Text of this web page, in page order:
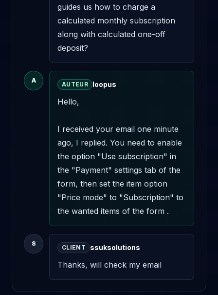
guides us how to charge a
calculated monthly subscription
along with calculated one-off
deposit?
A
AUTEUR loopus
Hello,
I received your email one minute
ago, I replied. You need to enable
the option "Use subscription" in
the "Payment" settings tab of the
form, then set the item option
"Price mode" to "Subscription" to
the wanted items of the form .
S
CLIENT ssuksolutions
Thanks, will check my email